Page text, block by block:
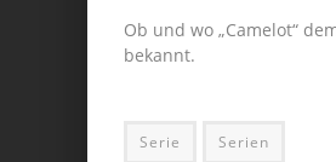
Ob und wo „Camelot“
bekannt.
Serie Serien